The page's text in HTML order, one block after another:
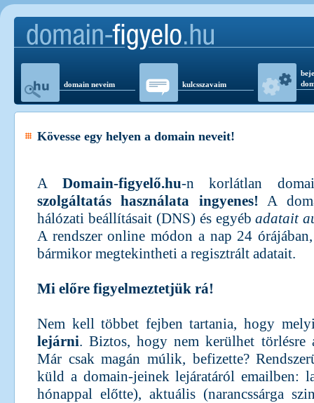
domain neveim kulcsszavaim
Kövesse egy helyen a domain neveit!
A Domain-figyelő.hu-n korlátlan
szolgáltatás használata ingyenes! A
hálózati beállításait (DNS) és egyébadatait
A rendszer online módon a nap 24
bármikor megtekintheti a regisztrált adatait.
Mi előre figyelmeztetjük rá!
Nem kell többet fejben tartania, hogy
lejárni. Biztos, hogy nem kerülhet törlésre
Már csak magán múlik, befizette?
küld a domain-jeinek lejáratáról emailben:
hónappal előtte), aktuális (narancssárga